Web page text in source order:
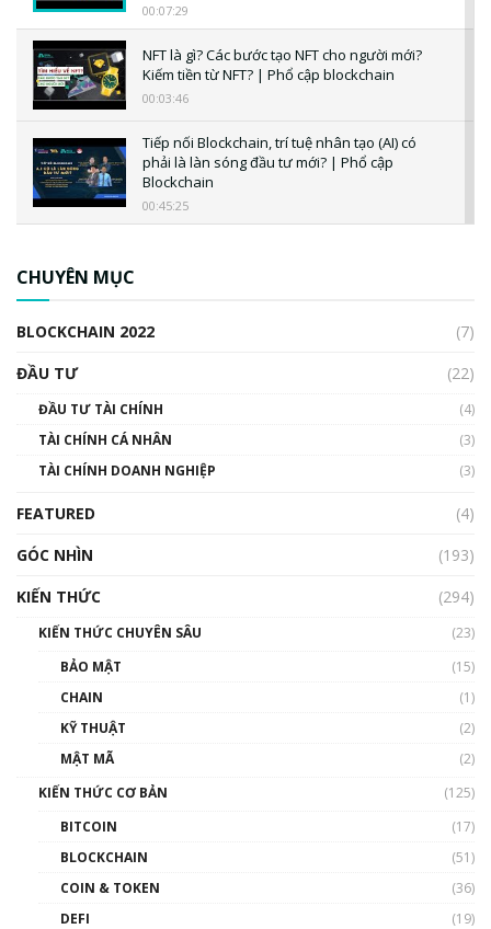
00:07:29
NFT là gì? Các bước tạo NFT cho người mới?
Kiếm tiền từ NFT? | Phổ cập blockchain
00:03:46
Tiếp nối Blockchain, trí tuệ nhân tạo (AI) có
phải là làn sóng đầu tư mới? | Phổ cập
Blockchain
00:45:25
00:02:14
Nhìn lại năm 2022: Những sự kiện ảnh hưởng
đến hệ sinh thái tiền mã hoá | Phổ cập
00:43:47
như thể nào?
00:39:31
CHUYÊN MỤC
BLOCKCHAIN 2022
(7)
ĐẦU TƯ
(22)
ĐẦU TƯ TÀI CHÍNH
(4)
TÀI CHÍNH CÁ NHÂN
(3)
TÀI CHÍNH DOANH NGHIỆP
(3)
FEATURED
(4)
GÓC NHÌN
(193)
KIẾN THỨC
(294)
KIẾN THỨC CHUYÊN SÂU
(23)
BẢO MẬT
(15)
CHAIN
(1)
KỸ THUẬT
(2)
MẬT MÃ
(2)
KIẾN THỨC CƠ BẢN
(125)
BITCOIN
(17)
BLOCKCHAIN
(51)
COIN & TOKEN
(36)
DEFI
(19)